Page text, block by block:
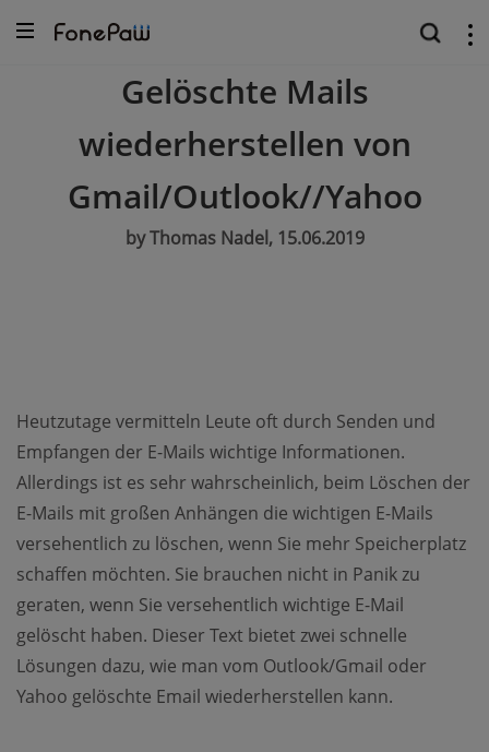
Gelöschte Mails
wiederherstellen von
Gmail/Outlook//Yahoo
by Thomas Nadel, 15.06.2019
Heutzutage vermitteln Leute oft durch Senden und
Empfangen der E-Mails wichtige Informationen.
Allerdings ist es sehr wahrscheinlich, beim Löschen der
E-Mails mit großen Anhängen die wichtigen E-Mails
versehentlich zu löschen, wenn Sie mehr Speicherplatz
schaffen möchten. Sie brauchen nicht in Panik zu
geraten, wenn Sie versehentlich wichtige E-Mail
gelöscht haben. Dieser Text bietet zwei schnelle
Lösungen dazu, wie man vom Outlook/Gmail oder
Yahoo gelöschte Email wiederherstellen kann.